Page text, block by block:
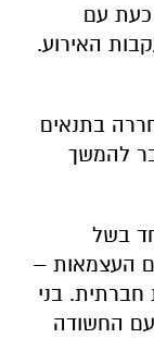
כעת עם
האירוע.
בתנאים
להמשך
בשל
העצמאות –
חברתית. בני
עם החשודה